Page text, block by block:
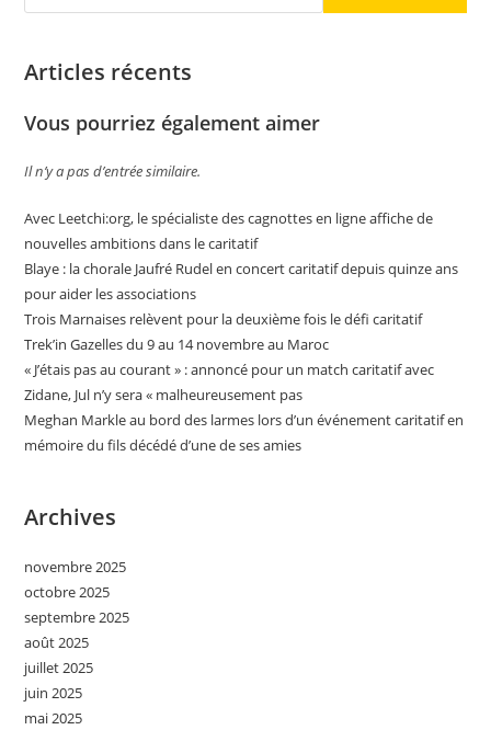
Articles récents
Vous pourriez également aimer
Il n’y a pas d’entrée similaire.
Avec Leetchi:org, le spécialiste des cagnottes en ligne affiche de
nouvelles ambitions dans le caritatif
Blaye : la chorale Jaufré Rudel en concert caritatif depuis quinze ans
pour aider les associations
Trois Marnaises relèvent pour la deuxième fois le défi caritatif
Trek’in Gazelles du 9 au 14 novembre au Maroc
« J’étais pas au courant » : annoncé pour un match caritatif avec
Zidane, Jul n’y sera « malheureusement pas
Meghan Markle au bord des larmes lors d’un événement caritatif en
mémoire du fils décédé d’une de ses amies
Archives
novembre 2025
octobre 2025
septembre 2025
août 2025
juillet 2025
juin 2025
mai 2025